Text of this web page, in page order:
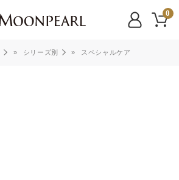
0
» シリーズ別 » スペシャルケア